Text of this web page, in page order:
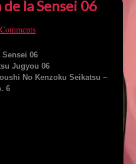
la Sensei 06
06
Jugyou 06
No Kenzoku Seikatsu ~
6